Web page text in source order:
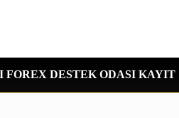
FOREX DESTEK ODASI KAYIT